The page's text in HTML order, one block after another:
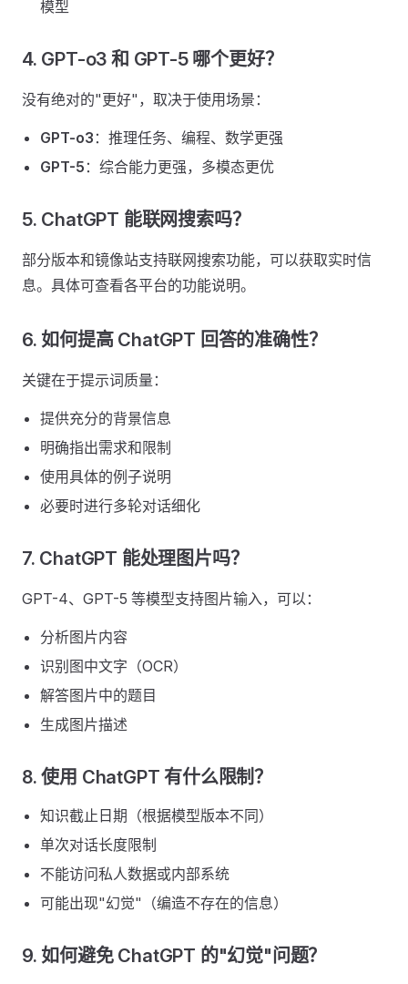
模型
4. GPT-o3 和 GPT-5 哪个更好？
没有绝对的"更好"，取决于使用场景：
GPT-o3 ：推理任务、编程、数学更强
GPT-5 ：综合能力更强，多模态更优
5. ChatGPT 能联网搜索吗？
部分版本和镜像站支持联网搜索功能，可以获取实时信
息。具体可查看各平台的功能说明。
6. 如何提高 ChatGPT 回答的准确性？
关键在于提示词质量：
提供充分的背景信息
明确指出需求和限制
使用具体的例子说明
必要时进行多轮对话细化
7. ChatGPT 能处理图片吗？
GPT-4、GPT-5 等模型支持图片输入，可以：
分析图片内容
识别图中文字（OCR）
解答图片中的题目
生成图片描述
8. 使用 ChatGPT 有什么限制？
知识截止日期（根据模型版本不同）
单次对话长度限制
不能访问私人数据或内部系统
可能出现"幻觉"（编造不存在的信息）
9. 如何避免 ChatGPT 的"幻觉"问题？